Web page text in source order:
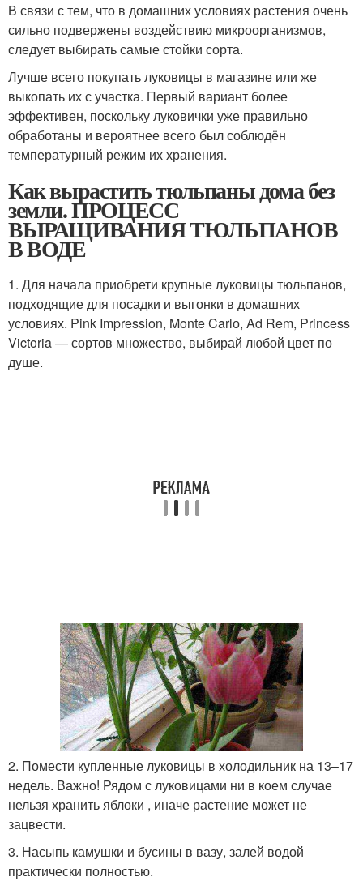
В связи с тем, что в домашних условиях растения очень
сильно подвержены воздействию микроорганизмов,
следует выбирать самые стойки сорта.
Лучше всего покупать луковицы в магазине или же
выкопать их с участка. Первый вариант более
эффективен, поскольку луковички уже правильно
обработаны и вероятнее всего был соблюдён
температурный режим их хранения.
Как вырастить тюльпаны дома без
земли. ПРОЦЕСС
ВЫРАЩИВАНИЯ ТЮЛЬПАНОВ
В ВОДЕ
1. Для начала приобрети крупные луковицы тюльпанов,
подходящие для посадки и выгонки в домашних
условиях. Pink Impression, Monte Carlо, Ad Rem, Princess
Victoria — сортов множество, выбирай любой цвет по
душе.
2. Помести купленные луковицы в холодильник на 13–17
недель. Важно! Рядом с луковицами ни в коем случае
нельзя хранить яблоки , иначе растение может не
зацвести.
3. Насыпь камушки и бусины в вазу, залей водой
практически полностью.